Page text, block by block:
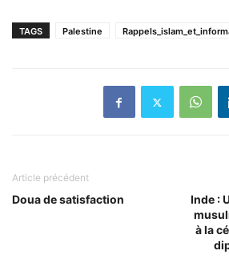
TAGS Palestine
Article précédent
Doua de satisfaction
Inde :
à la